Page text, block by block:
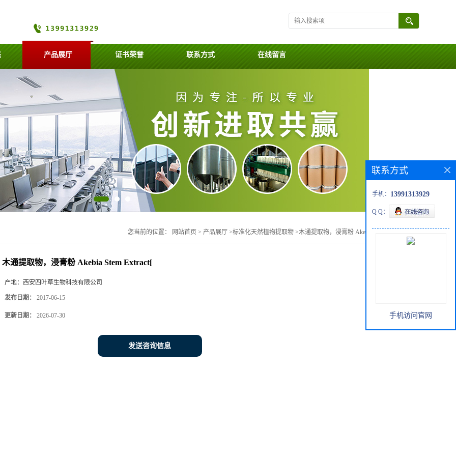
产品展厅 证书荣誉 联系方式 在线留言
您当前的位置： 网站首页 > 产品展厅 >标准化天然植物提取物 >木通提取物，浸膏粉 Akebia Stem Extract[
木通提取物，浸膏粉 Akebia Stem Extract[
产地： 西安四叶草生物科技有限公司
发布日期： 2017-06-15
更新日期： 2026-07-30
发送咨询信息
联系方式
手机： 13991313929
Q Q：
手机访问官网